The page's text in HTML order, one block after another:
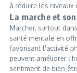
à réduire les
La marche et
Marcher, surtout
santé mentale en
favorisant l'activité
peuvent améliorer
sentiment de bien-